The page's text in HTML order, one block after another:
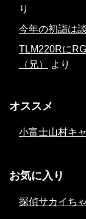
り
今年の初詣は
TLM220Rに
（兄）
より
オススメ
小富士山村キ
お気に入り
探偵サカイち